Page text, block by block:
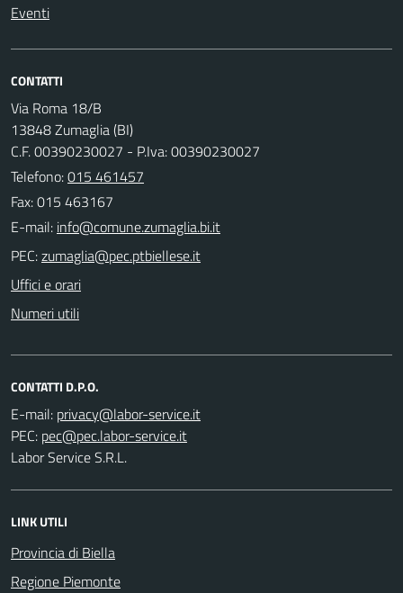
Eventi
CONTATTI
Via Roma 18/B
13848 Zumaglia (BI)
C.F. 00390230027 - P.Iva: 00390230027
Telefono:015 461457
Fax: 015 463167
E-mail:
PEC:
Uffici e orari
Numeri utili
CONTATTI D.P.O.
E-mail:
PEC:
Labor Service S.R.L.
LINK UTILI
Provincia di Biella
Regione Piemonte